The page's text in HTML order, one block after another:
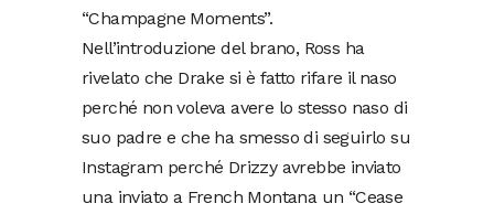
“Champagne Moments”.
Nell’introduzione del brano, Ross ha
rivelato che Drake si è fatto rifare il naso
perché non voleva avere lo stesso naso di
suo padre e che ha smesso di seguirlo su
Instagram perché Drizzy avrebbe inviato
una inviato a French Montana un “Cease